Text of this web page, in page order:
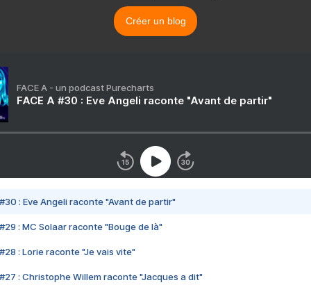
Créer un blog
FACE A - un podcast Purecharts
FACE A #30 : Eve Angeli raconte "Avant de partir"
#30 : Eve Angeli raconte "Avant de partir"
#29 : MC Solaar raconte "Bouge de là"
#28 : Lorie raconte "Je vais vite"
#27 : Christophe Willem raconte "Jacques a dit"